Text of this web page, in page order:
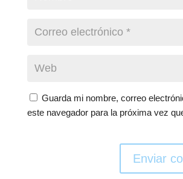
Guarda mi nombre, correo
este navegador para la próxima vez
Enviar